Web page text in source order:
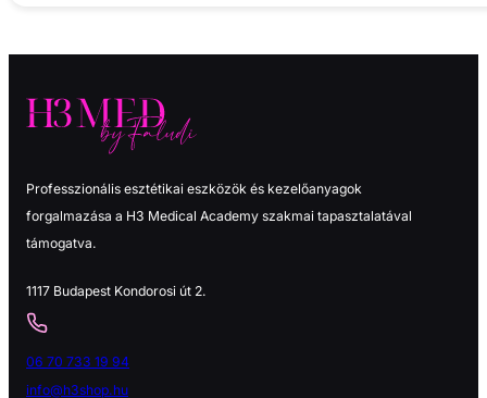
Professzionális esztétikai eszközök és kezelőanyagok
forgalmazása a H3 Medical Academy szakmai tapasztalatával
támogatva.
1117 Budapest Kondorosi út 2.
06 70 733 19 94
info@h3shop.hu